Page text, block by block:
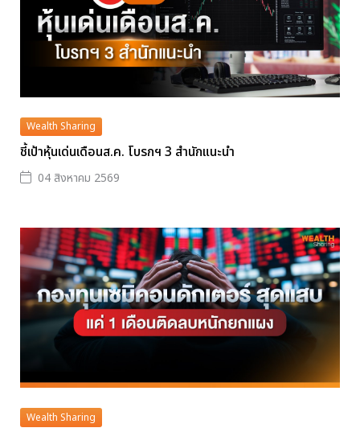
Wealth Sharing
ชี้เป้าหุ้นเด่นเดือนส.ค. โบรกฯ 3 สำนักแนะนำ
04 สิงหาคม 2569
Wealth Sharing